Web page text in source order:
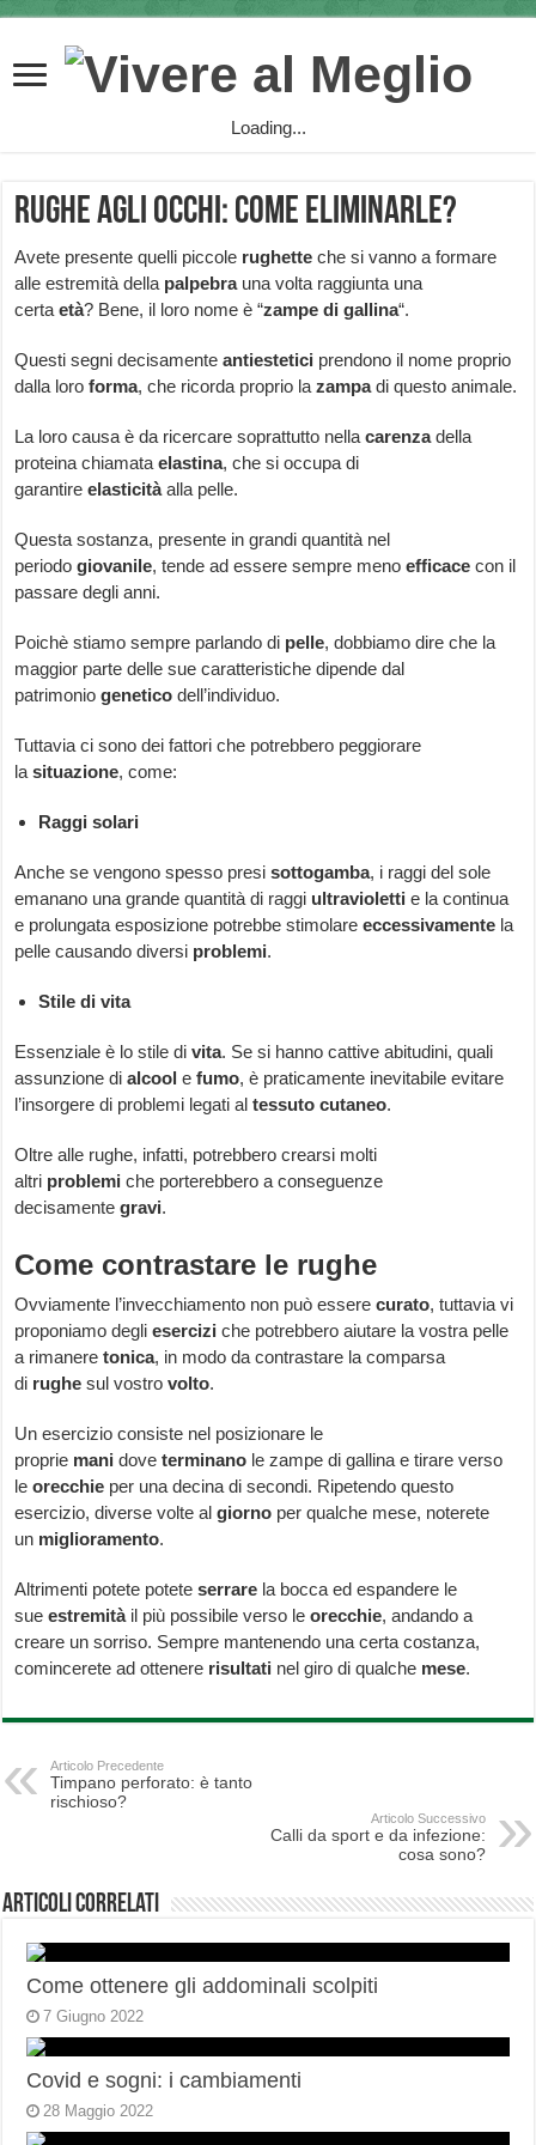
Loading...
Rughe agli occhi: come eliminarle?
Avete presente quelli piccole rughette che si vanno a formare
alle estremità della palpebrauna volta raggiunta una
certaetà? Bene, il loro nome è “zampe di gallina“.
Questi segni decisamenteantiestetici prendono il nome proprio
dalla loroforma, che ricorda proprio lazampadi questo animale.
La loro causa è da ricercare soprattutto nellacarenzadella
proteina chiamataelastina, che si occupa di
garantireelasticitàalla pelle.
Questa sostanza, presente in grandi quantità nel
periodogiovanile, tende ad essere sempre menoefficace con il
passare degli anni.
Poichè stiamo sempre parlando di pelle, dobbiamo dire che la
maggior parte delle sue caratteristiche dipende dal
patrimoniogenetico dell’individuo.
Tuttavia ci sono dei fattori che potrebbero peggiorare
lasituazione, come:
Raggi solari
Anche se vengono spesso presisottogamba, i raggi del sole
emanano una grande quantità di raggi ultravioletti e la continua
e prolungata esposizione potrebbe stimolareeccessivamente la
pelle causando diversi problemi.
Stile di vita
Essenziale è lo stile divita. Se si hanno cattive abitudini, quali
assunzione dialcool efumo, è praticamente inevitabile evitare
l’insorgere di problemi legati altessuto cutaneo.
Oltre alle rughe, infatti, potrebbero crearsi molti
altri problemi che porterebbero a conseguenze
decisamentegravi.
Come contrastare le rughe
Ovviamente l’invecchiamento non può esserecurato, tuttavia vi
proponiamo degliesercizi che potrebbero aiutare la vostra pelle
a rimaneretonica, in modo da contrastare la comparsa
di rughe sul vostrovolto.
Un esercizio consiste nel posizionare le
proprie mani doveterminano le zampe di gallina e tirare verso
leorecchie per una decina di secondi. Ripetendo questo
esercizio, diverse volte algiorno per qualche mese, noterete
un miglioramento.
Altrimenti potete poteteserrare la bocca ed espandere le
sueestremitàil più possibile verso leorecchie, andando a
creare un sorriso. Sempre mantenendo una certa costanza,
comincerete ad ottenere risultati nel giro di qualche mese.
Articolo Precedente
Timpano perforato: è tanto
rischioso?
Articolo Successivo
Calli da sport e da infezione:
cosa sono?
Articoli correlati
Come ottenere gli addominali scolpiti
7 Giugno 2022
Covid e sogni: i cambiamenti
28 Maggio 2022